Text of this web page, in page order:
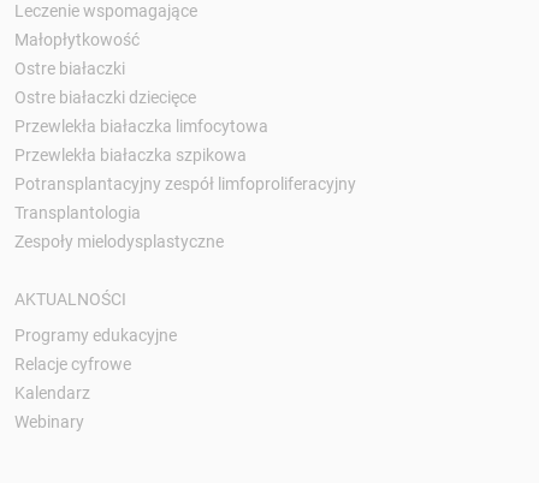
Leczenie wspomagające
Małopłytkowość
Ostre białaczki
Ostre białaczki dziecięce
Przewlekła białaczka limfocytowa
Przewlekła białaczka szpikowa
Potransplantacyjny zespół limfoproliferacyjny
Transplantologia
Zespoły mielodysplastyczne
AKTUALNOŚCI
Programy edukacyjne
Relacje cyfrowe
Kalendarz
Webinary